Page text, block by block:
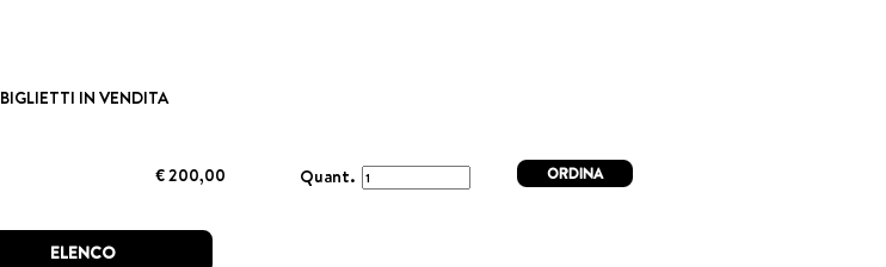
BIGLIETTI IN VENDITA
€ 200,00 Quant. ORDINA
ELENCO